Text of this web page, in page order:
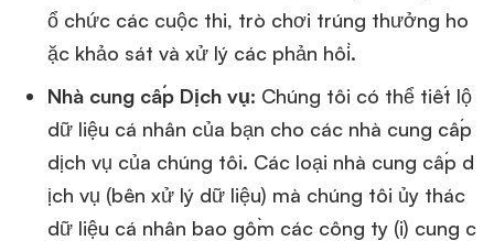
ổ chức các cuộc thi, trò chơi trúng thưởng ho
ặc khảo sát và xử lý các phản hồi.
Nhà cung cấp Dịch vụ: Chúng tôi có thể tiết lộ
dữ liệu cá nhân của bạn cho các nhà cung cấp
dịch vụ của chúng tôi. Các loại nhà cung cấp d
ịch vụ (bên xử lý dữ liệu) mà chúng tôi ủy thác
dữ liệu cá nhân bao gồm các công ty (i) cung c